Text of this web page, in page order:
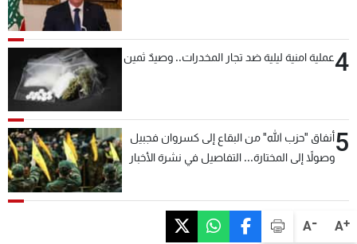
A+
A-
4عملية امنية ليلية ضد تجار المخدرات.. وصيدٌ ثمين
5أنفاق "حزب الله" من البقاع إلى كسروان فجبيل
وصولاً إلى المختارة... التفاصيل في نشرة الأخبار